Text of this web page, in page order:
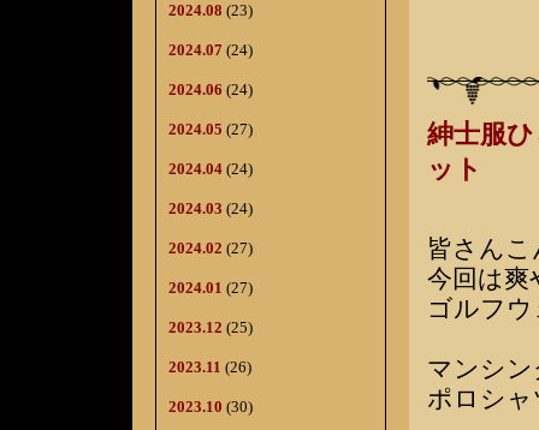
2024.08 (23)
2024.07 (24)
2024.06 (24)
2024.05 (27)
2024.04 (24)
2024.03 (24)
2024.02 (27)
2024.01 (27)
2023.12 (25)
2023.11 (26)
2023.10 (30)
紳士服
ット
皆さん
今回は爽
ゴルフ
マンシ
ポロシ